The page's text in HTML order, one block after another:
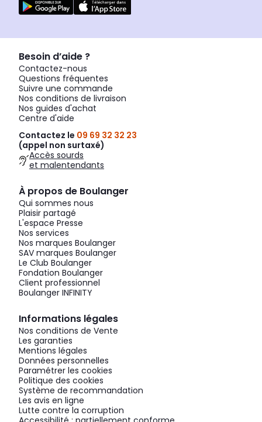
Besoin d’aide ?
Contactez-nous
Questions fréquentes
Suivre une commande
Nos conditions de livraison
Nos guides d'achat
Centre d'aide
Contactez le 09 69 32 32 23
(appel non surtaxé)
Accès sourds
et malentendants
À propos de Boulanger
Qui sommes nous
Plaisir partagé
L'espace Presse
Nos services
Nos marques Boulanger
SAV marques Boulanger
Le Club Boulanger
Fondation Boulanger
Client professionnel
Boulanger INFINITY
Informations légales
Nos conditions de Vente
Les garanties
Mentions légales
Données personnelles
Paramétrer les cookies
Politique des cookies
Système de recommandation
Les avis en ligne
Lutte contre la corruption